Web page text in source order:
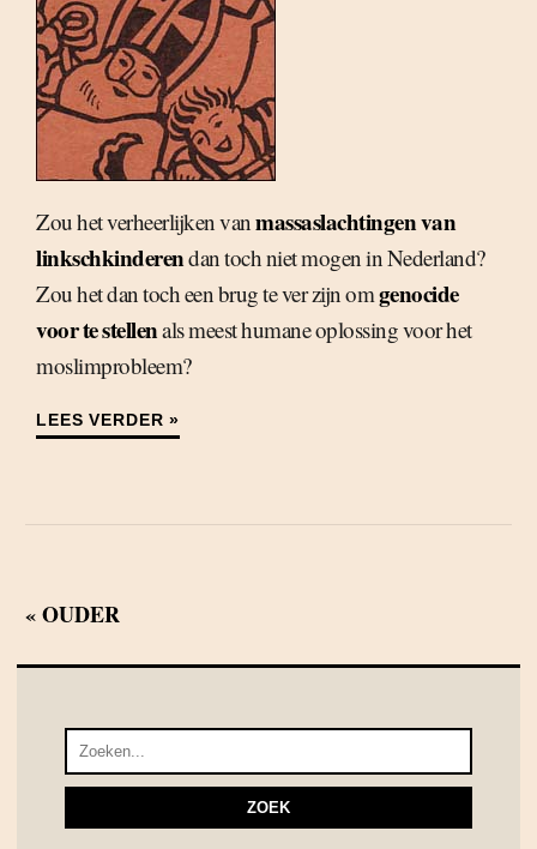
Zou het verheerlijken vanmassaslachtingen van
linkschkinderendan toch niet mogen in Nederland?
Zou het dan toch een brug te ver zijn omgenocide
voor te stellenals meest humane oplossing voor het
moslimprobleem?
LEES VERDER »
« OUDER